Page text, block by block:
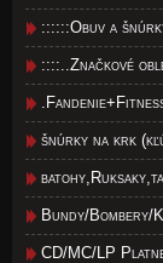
::::::Obuv a
::::..Značkové
šnúrky na krk
Bundy/Bombery/
CD/MC/LP